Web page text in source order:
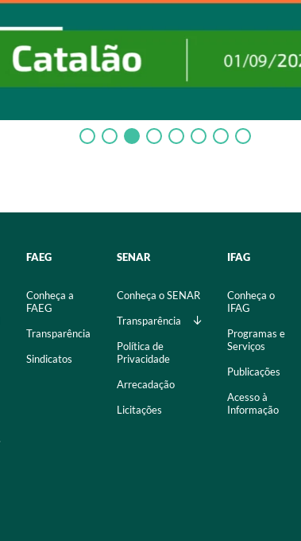
FAEG
Conheça a
FAEG
Transparência
Sindicatos
SENAR
Conheça o SENAR
Transparência
Política de
Privacidade
Arrecadação
Licitações
IFAG
Conheça o
IFAG
Programas e
Serviços
Publicações
Acesso à
Informação